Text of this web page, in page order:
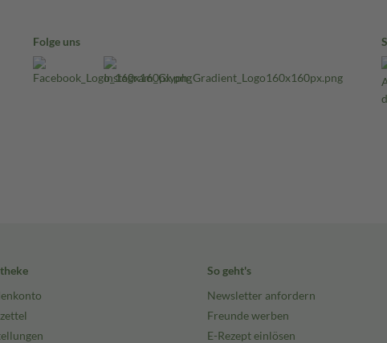
Folge uns
So geht's
Newsletter anfordern
Freunde werben
E-Rezept einlösen